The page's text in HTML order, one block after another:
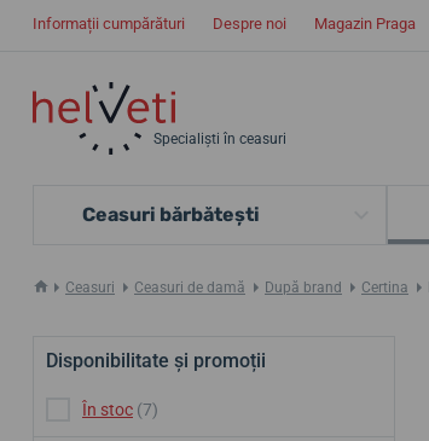
Informații cumpărături Despre noi Magazin Praga
Specialiști în ceasuri
Ceasuri bărbătești
Ceasuri Ceasuri de damă După brand Certina
Disponibilitate și promoții
În stoc (7)